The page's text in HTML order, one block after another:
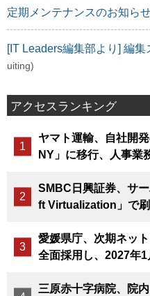
定期メンテナンスのお知ら
[IT Leaders編集部より] 編
uiting)
アクセスランキング
ヤマト運輸、自社開
NY」に移行、人事業
SMBC日興証券、サ
ft Virtualization」で
愛媛県庁、次期ネッ
全面採用し、2027年1
三原赤十字病院、院